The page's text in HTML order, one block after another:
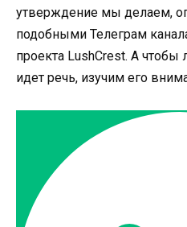
утверждение мы делаем,
подобными Телеграм
проекта LushCrest. А
идет речь, изучим его